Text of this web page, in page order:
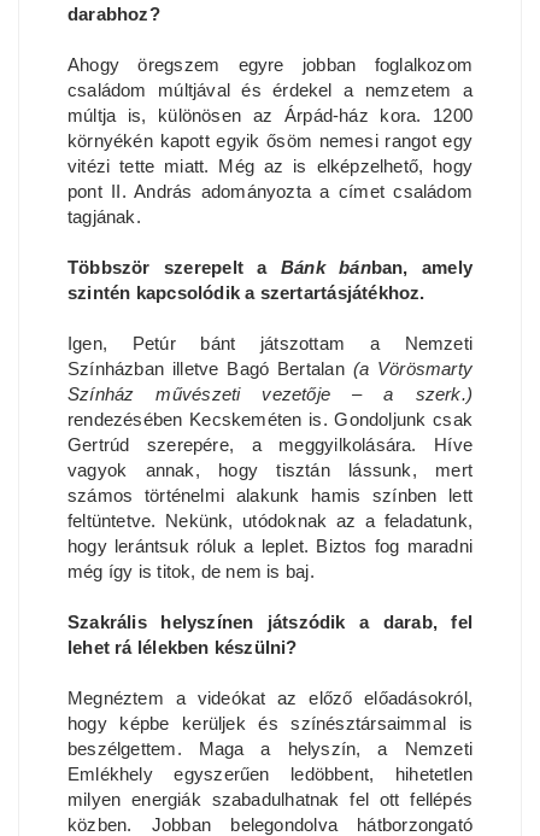
darabhoz?
Ahogy öregszem egyre jobban foglalkozom
családom múltjával és érdekel a nemzetem a
múltja is, különösen az Árpád-ház kora. 1200
környékén kapott egyik ősöm nemesi rangot egy
vitézi tette miatt. Még az is elképzelhető, hogy
pont II. András adományozta a címet családom
tagjának.
Többször szerepelt a Bánk bánban, amely
szintén kapcsolódik a szertartásjátékhoz.
Igen, Petúr bánt játszottam a Nemzeti
Színházban illetve Bagó Bertalan (a Vörösmarty
Színház művészeti vezetője – a szerk.)
rendezésében Kecskeméten is. Gondoljunk csak
Gertrúd szerepére, a meggyilkolására. Híve
vagyok annak, hogy tisztán lássunk, mert
számos történelmi alakunk hamis színben lett
feltüntetve. Nekünk, utódoknak az a feladatunk,
hogy lerántsuk róluk a leplet. Biztos fog maradni
még így is titok, de nem is baj.
Szakrális helyszínen játszódik a darab, fel
lehet rá lélekben készülni?
Megnéztem a videókat az előző előadásokról,
hogy képbe kerüljek és színésztársaimmal is
beszélgettem. Maga a helyszín, a Nemzeti
Emlékhely egyszerűen ledöbbent, hihetetlen
milyen energiák szabadulhatnak fel ott fellépés
közben. Jobban belegondolva hátborzongató